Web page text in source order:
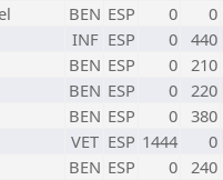
BEN ESP 0 0
INF ESP 0 440
BEN ESP 0 210
BEN ESP 0 220
BEN ESP 0 380
VET ESP 1444 0
BEN ESP 0 240